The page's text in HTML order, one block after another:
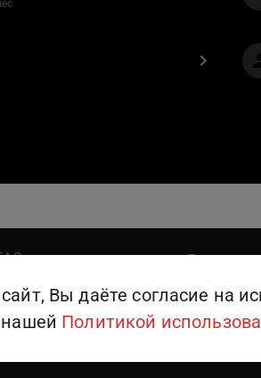
Поддержка
Вы даёте согласие на
нашей Политикой